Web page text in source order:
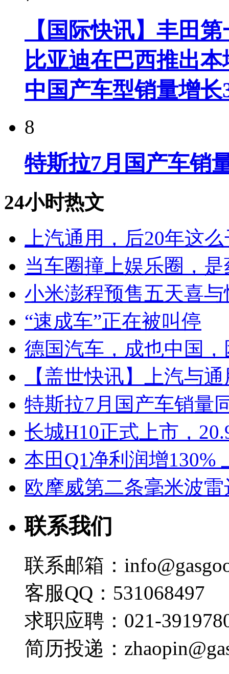
【国际快讯】丰田
比亚迪在巴西推出
中国产车型销量增长
8
特斯拉7月国产车销
24小时热文
上汽通用，后20年这
当车圈撞上娱乐圈，
小米澎程预售五天喜与
“速成车”正在被叫停
德国汽车，成也中国
【盖世快讯】上汽与
特斯拉7月国产车销量
长城H10正式上市，
本田Q1净利润增130%
欧摩威第二条毫米波
联系我们
联系邮箱：
客服QQ：531068497
求职应聘：021-
简历投递：